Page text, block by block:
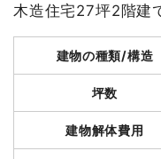
木造住宅27坪2階建
建物の種類/構造
坪数
建物解体費用